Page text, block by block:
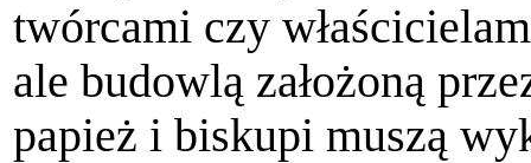
twórcami czy
ale budowlą założoną
papież i biskupi muszą